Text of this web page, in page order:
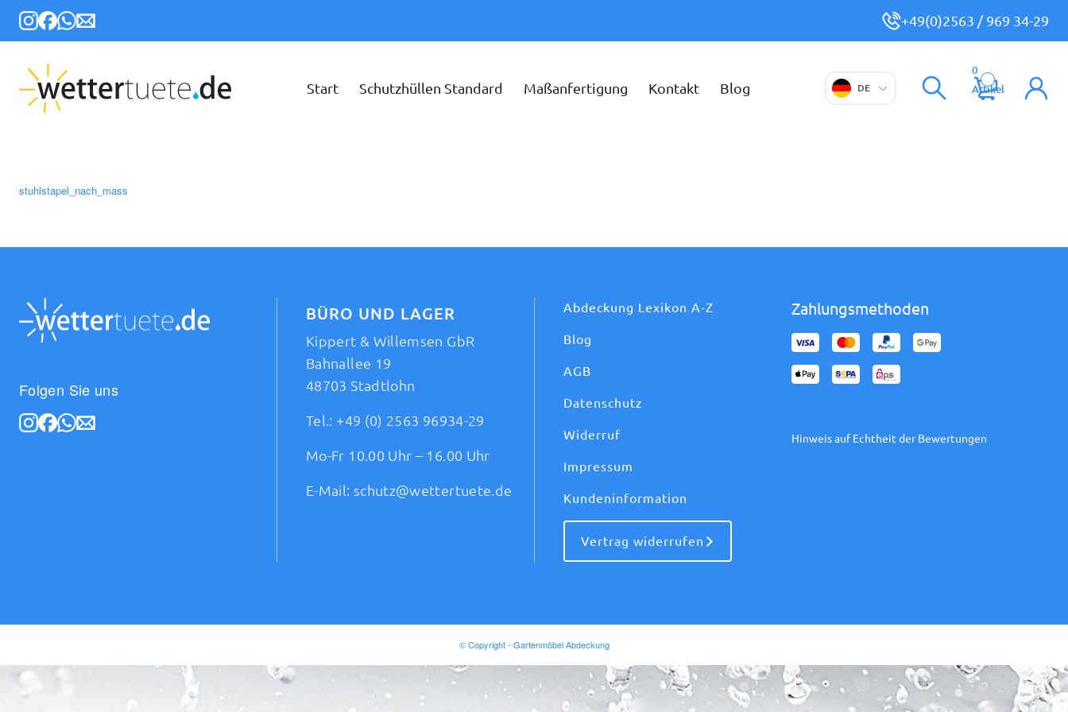
+49(0)2563 / 969 34-29
Start Schutzhüllen Standard Maßanfertigung Kontakt Blog DE
0
Artikel
stuhlstapel_nach_mass
Folgen Sie uns
BÜRO UND LAGER
Kippert & Willemsen GbR
Bahnallee 19
48703 Stadtlohn
Tel.: +49 (0) 2563 96934-29
Mo-Fr 10.00 Uhr – 16.00 Uhr
E-Mail: schutz@wettertuete.de
Abdeckung Lexikon A-Z
Blog
AGB
Datenschutz
Widerruf
Impressum
Kundeninformation
Vertrag widerrufen
Zahlungsmethoden
Hinweis auf Echtheit der Bewertungen
© Copyright - Gartenmöbel Abdeckung